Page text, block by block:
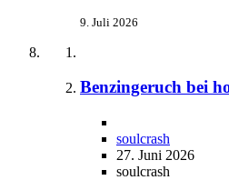
9. Juli 2026
Benzingeruch bei
soulcrash
27. Juni 2026
soulcrash